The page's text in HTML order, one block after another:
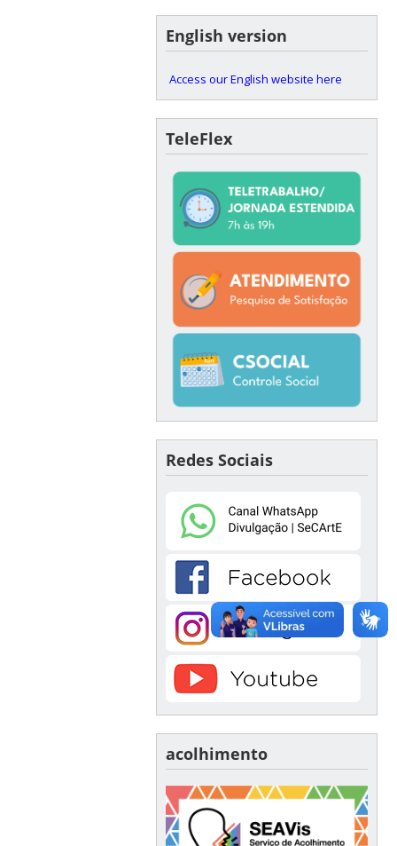
English version
Access our English website here
TeleFlex
Redes Sociais
acolhimento